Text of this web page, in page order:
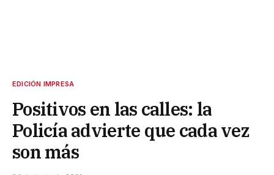
EDICIÓN IMPRESA
Positivos en las calles: la
Policía advierte que cada vez
son más